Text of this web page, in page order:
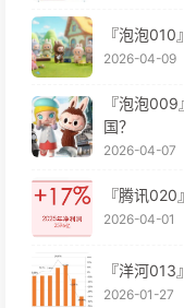
『泡泡
2026-04-09
『泡泡
国？
2026-04-07
『腾讯
2026-04-01
『洋河
2026-01-27